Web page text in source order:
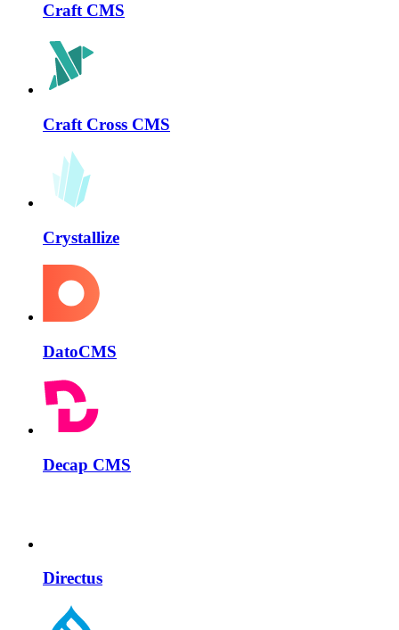
Craft CMS
Craft Cross CMS
Crystallize
DatoCMS
Decap CMS
Directus